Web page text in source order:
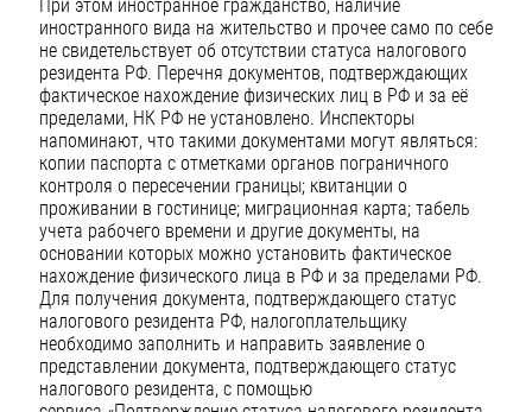
При этом иностранное гражданство, наличие
иностранного вида на жительство и прочее само по себе
не свидетельствует об отсутствии статуса налогового
резидента РФ. Перечня документов, подтверждающих
фактическое нахождение физических лиц в РФ и за её
пределами, НК РФ не установлено. Инспекторы
напоминают, что такими документами могут являться:
копии паспорта с отметками органов пограничного
контроля о пересечении границы; квитанции о
проживании в гостинице; миграционная карта; табель
учета рабочего времени и другие документы, на
основании которых можно установить фактическое
нахождение физического лица в РФ и за пределами РФ.
Для получения документа, подтверждающего статус
налогового резидента РФ, налогоплательщику
необходимо заполнить и направить заявление о
представлении документа, подтверждающего статус
налогового резидента, с помощью